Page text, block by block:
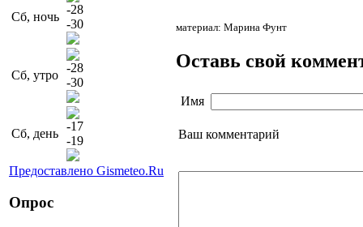
Сб, ночь
-28
-30
Сб, утро
-28
-30
Сб, день
-17
-19
Предоставлено Gismeteo.Ru
Опрос
материал: Марина Фунт
Оставь свой
Имя
Ваш комментарий